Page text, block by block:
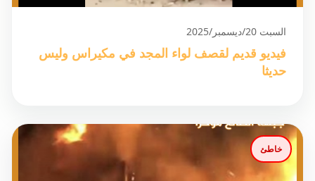
السبت 20/ديسمبر/2025
فيديو قديم لقصف لواء المجد في مكيراس وليس
حديثا
خاطئ